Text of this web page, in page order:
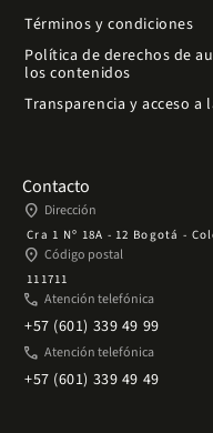
Términos y condiciones
Política de derechos de
los contenidos
Transparencia y acceso
Contacto
place Dirección
Cra 1 Nº 18A - 12 Bogotá -
place Código postal
111711
phone Atención telefónica
+57 (601) 339 49 99
phone Atención telefónica
+57 (601) 339 49 49